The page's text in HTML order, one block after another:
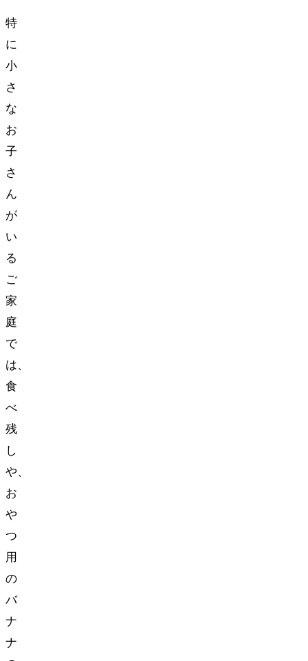
特
に
小
さ
な
お
子
さ
ん
が
い
る
ご
家
庭
で
は、
食
べ
残
し
や、
お
や
つ
用
の
バ
ナ
ナ